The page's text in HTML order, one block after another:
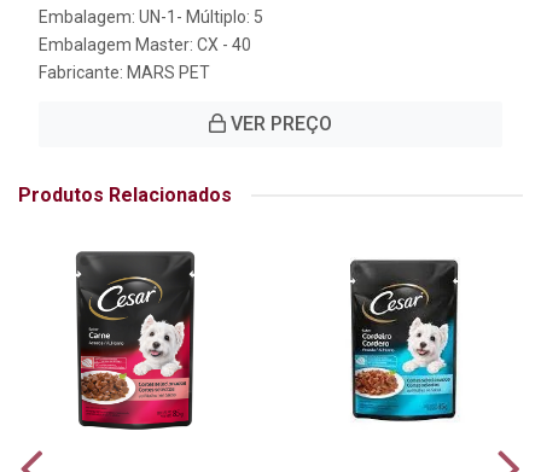
Embalagem: UN-1- Múltiplo: 5
Embalagem Master: CX - 40
Fabricante: MARS PET
VER PREÇO
Produtos Relacionados